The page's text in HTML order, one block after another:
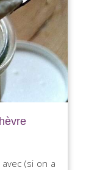
(si on a